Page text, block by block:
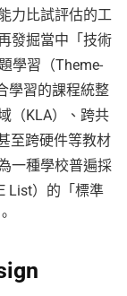
力比試評估的工
發掘當中「技術
學習（Theme-
學習的課程統整
（KLA）、跨共
至跨硬件等教材
一種學校普遍採
List）的「標準